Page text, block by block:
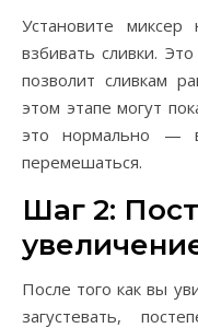
Установите
взбивать сливки.
позволит сливкам
этом этапе могут
это нормально —
перемешаться.
Шаг 2:
После того как вы
загустевать,